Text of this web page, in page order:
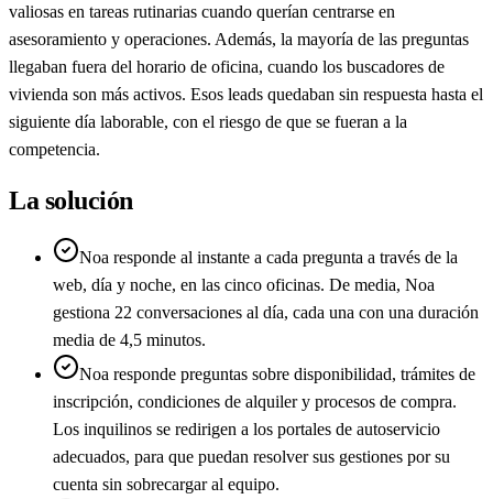
valiosas en tareas rutinarias cuando querían centrarse en
asesoramiento y operaciones. Además, la mayoría de las preguntas
llegaban fuera del horario de oficina, cuando los buscadores de
vivienda son más activos. Esos leads quedaban sin respuesta hasta el
siguiente día laborable, con el riesgo de que se fueran a la
competencia.
La solución
Noa responde al instante a cada pregunta a través de la
web, día y noche, en las cinco oficinas. De media, Noa
gestiona 22 conversaciones al día, cada una con una duración
media de 4,5 minutos.
Noa responde preguntas sobre disponibilidad, trámites de
inscripción, condiciones de alquiler y procesos de compra.
Los inquilinos se redirigen a los portales de autoservicio
adecuados, para que puedan resolver sus gestiones por su
cuenta sin sobrecargar al equipo.